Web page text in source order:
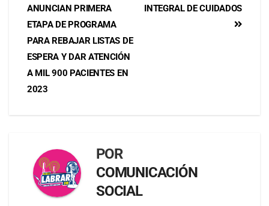
INTEGRAL DE CUIDADOS
ANUNCIAN PRIMERA
ETAPA DE PROGRAMA
PARA REBAJAR LISTAS DE
ESPERA Y DAR ATENCIÓN
A MIL 900 PACIENTES EN
2023
POR
COMUNICACIÓN
SOCIAL